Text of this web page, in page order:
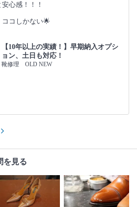
心感！！！
ココしかない🌟
【10年以上の実績！】早期納入オプシ
ョン、土日も対応！
靴修理 OLD NEW
を見る